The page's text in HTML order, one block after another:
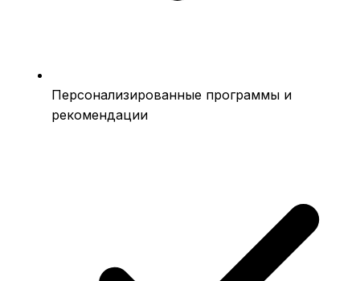
Персонализированные программы и
рекомендации